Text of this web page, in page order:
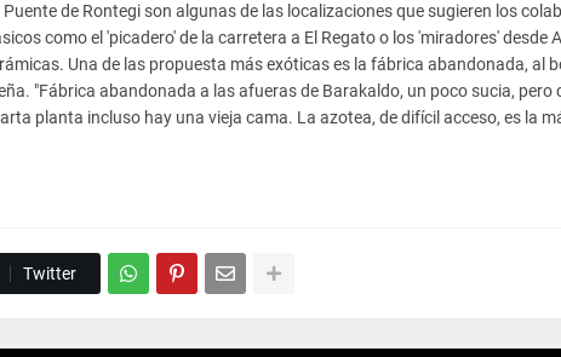
de Rontegi son algunas de las localizaciones que sugieren los
como el 'picadero' de la carretera a El Regato o los 'miradores' desde
Una de las propuesta más exóticas es la fábrica abandonada, al
"Fábrica abandonada a las afueras de Barakaldo, un poco sucia,
planta incluso hay una vieja cama. La azotea, de difícil acceso, es la
Twitter